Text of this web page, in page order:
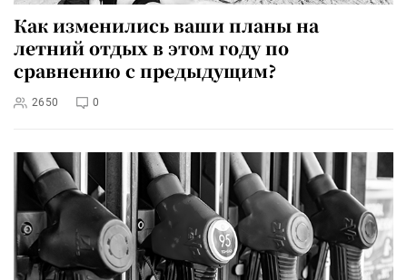
Как изменились ваши планы на
летний отдых в этом году по
сравнению с предыдущим?
2650 0